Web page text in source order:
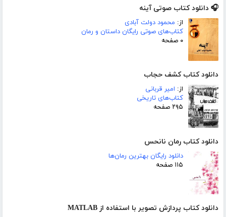
🎧 دانلود کتاب صوتی آینه
از: محمود دولت آبادی
کتاب‌های صوتی رایگان داستان و رمان
۰ صفحه
دانلود کتاب کشف حجاب
از: امیر قربانی
کتاب‌های تاریخی
۲۹۵ صفحه
دانلود کتاب رمان نانحس
دانلود رایگان بهترین رمان‌ها
۱۱۵ صفحه
دانلود کتاب پردازش تصویر با استفاده از MATLAB